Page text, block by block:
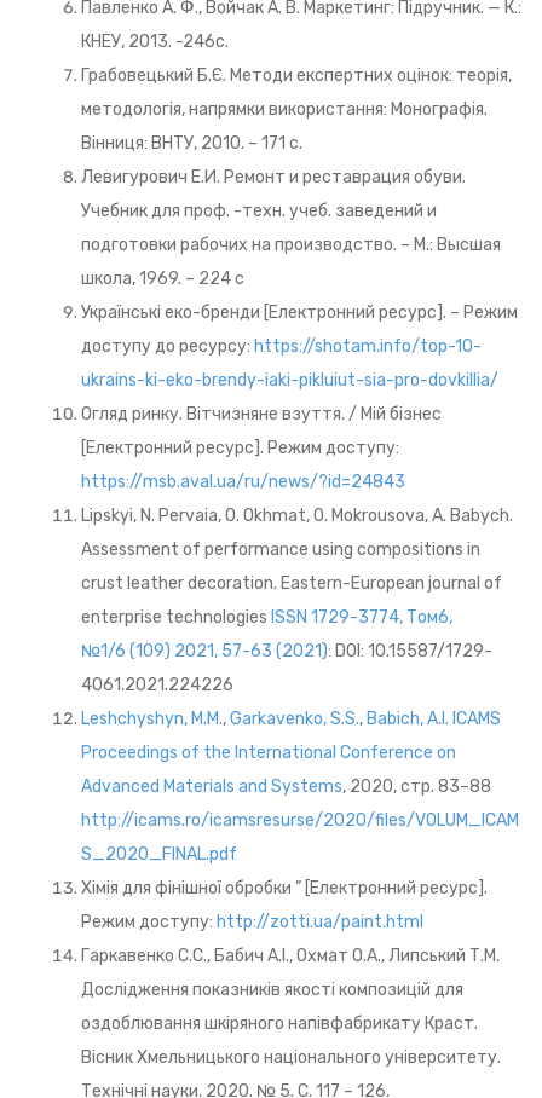
Павленко А. Ф., Войчак А. В. Маркетинг: Підручник. — К.:
КНЕУ, 2013. -246с.
Грабовецький Б.Є. Методи експертних оцінок: теорія,
методологія, напрямки використання: Монографія.
Вінниця: ВНТУ, 2010. – 171 с.
Левигурович Е.И. Ремонт и реставрация обуви.
Учебник для проф. -техн. учеб. заведений и
подготовки рабочих на производство. – М.: Высшая
школа, 1969. – 224 с
Українські еко-бренди [Електронний ресурс]. – Режим
доступу до ресурсу: https://shotam.info/top-10-
ukrains-ki-eko-brendy-iaki-pikluiut-sia-pro-dovkillia/
Огляд ринку. Вітчизняне взуття. / Мій бізнес
[Електронний ресурс]. Режим доступу:
https://msb.aval.ua/ru/news/?id=24843
Lipskyi, N. Pervaia, O. Okhmat, O. Mokrousova, A. Babych.
Assessment of performance using compositions in
crust leather decoration. Eastern-European journal of
enterprise technologies ISSN 1729-3774, Том6,
№1/6 (109) 2021, 57-63 (2021): DOI: 10.15587/1729-
4061.2021.224226
Leshchyshyn, M.M.,Garkavenko, S.S., Babich, A.I. ICAMS
Proceedings of the International Conference on
Advanced Materials and Systems, 2020, стр. 83–88
http://icams.ro/icamsresurse/2020/files/VOLUM_ICAM
S_2020_FINAL.pdf
Хімія для фінішної обробки ” [Електронний ресурс].
Режим доступу: http://zotti.ua/paint.html
Гаркавенко С.С., Бабич А.І., Охмат О.А., Липський Т.М.
Дослідження показників якості композицій для
оздоблювання шкіряного напівфабрикату Краст.
Вісник Хмельницького національного університету.
Технічні науки. 2020. № 5. С. 117 – 126.